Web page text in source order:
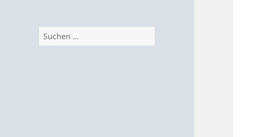
Suchen
nach: